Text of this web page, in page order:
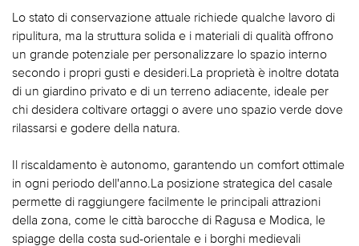
Lo stato di conservazione attuale richiede qualche lavoro di
ripulitura, ma la struttura solida e i materiali di qualità offrono
un grande potenziale per personalizzare lo spazio interno
secondo i propri gusti e desideri.La proprietà è inoltre dotata
di un giardino privato e di un terreno adiacente, ideale per
chi desidera coltivare ortaggi o avere uno spazio verde dove
rilassarsi e godere della natura.
Il riscaldamento è autonomo, garantendo un comfort ottimale
in ogni periodo dell'anno.La posizione strategica del casale
permette di raggiungere facilmente le principali attrazioni
della zona, come le città barocche di Ragusa e Modica, le
spiagge della costa sud-orientale e i borghi medievali